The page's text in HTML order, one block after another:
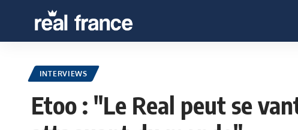
INTERVIEWS
Etoo : "Le Real peut se